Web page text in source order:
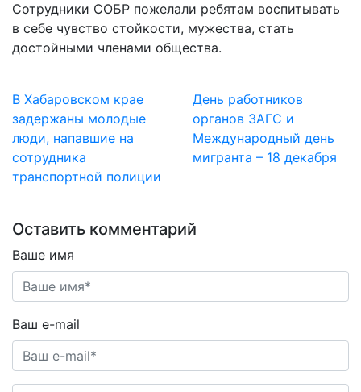
Сотрудники СОБР пожелали ребятам воспитывать
в себе чувство стойкости, мужества, стать
достойными членами общества.
В Хабаровском крае
задержаны молодые
люди, напавшие на
сотрудника
транспортной полиции
День работников
органов ЗАГС и
Международный день
мигранта – 18 декабря
Оставить комментарий
Ваше имя
Ваш e-mail